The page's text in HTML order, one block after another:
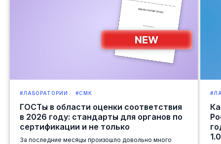
#ЛАБОРАТОРИИ #СМК
ГОСТы в области оценки соответствия
в 2026 году: стандарты для органов по
сертификации и не только
За последние месяцы произошло довольно много